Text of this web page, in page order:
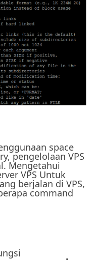
space
pengelolaan VPS
Mengetahui
VPS Untuk
berjalan di VPS,
command